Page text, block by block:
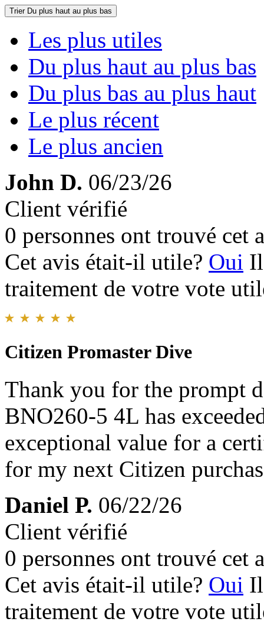
Trier Du plus haut au plus bas
Les plus utiles
Du plus haut au plus bas
Du plus bas au plus haut
Le plus récent
Le plus ancien
John D. 06/23/26
Client vérifié
0 personnes ont trouvé cet
Cet avis était-il utile? Oui
traitement de votre vote
Citizen Promaster Dive
Thank you for the prompt
BNO260-5 4L has
exceptional value for a
for my next Citizen
Daniel P. 06/22/26
Client vérifié
0 personnes ont trouvé cet
Cet avis était-il utile? Oui
traitement de votre vote